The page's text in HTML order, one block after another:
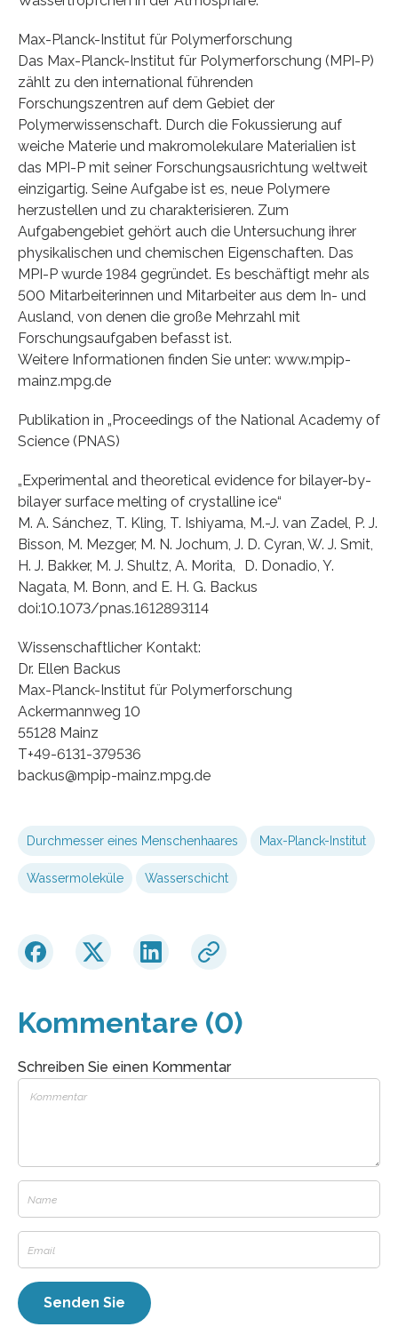
Max-Planck-Institut für Polymerforschung
Das Max-Planck-Institut für Polymerforschung (MPI-P)
zählt zu den international führenden
Forschungszentren auf dem Gebiet der
Polymerwissenschaft. Durch die Fokussierung auf
weiche Materie und makromolekulare Materialien ist
das MPI-P mit seiner Forschungsausrichtung weltweit
einzigartig. Seine Aufgabe ist es, neue Polymere
herzustellen und zu charakterisieren. Zum
Aufgabengebiet gehört auch die Untersuchung ihrer
physikalischen und chemischen Eigenschaften. Das
MPI-P wurde 1984 gegründet. Es beschäftigt mehr als
500 Mitarbeiterinnen und Mitarbeiter aus dem In- und
Ausland, von denen die große Mehrzahl mit
Forschungsaufgaben befasst ist.
Weitere Informationen finden Sie unter: www.mpip-
mainz.mpg.de
Publikation in „Proceedings of the National Academy of
Science (PNAS)
„Experimental and theoretical evidence for bilayer-by-
bilayer surface melting of crystalline ice“
M. A. Sánchez, T. Kling, T. Ishiyama, M.-J. van Zadel, P. J.
Bisson, M. Mezger, M. N. Jochum, J. D. Cyran, W. J. Smit,
H. J. Bakker, M. J. Shultz, A. Morita, D. Donadio, Y.
Nagata, M. Bonn, and E. H. G. Backus
doi:10.1073/pnas.1612893114
Wissenschaftlicher Kontakt:
Dr. Ellen Backus
Max-Planck-Institut für Polymerforschung
Ackermannweg 10
55128 Mainz
T+49-6131-379536
backus@mpip-mainz.mpg.de
Durchmesser eines Menschenhaares Max-Planck-Institut
Wassermoleküle Wasserschicht
Kommentare (0)
Schreiben Sie einen Kommentar